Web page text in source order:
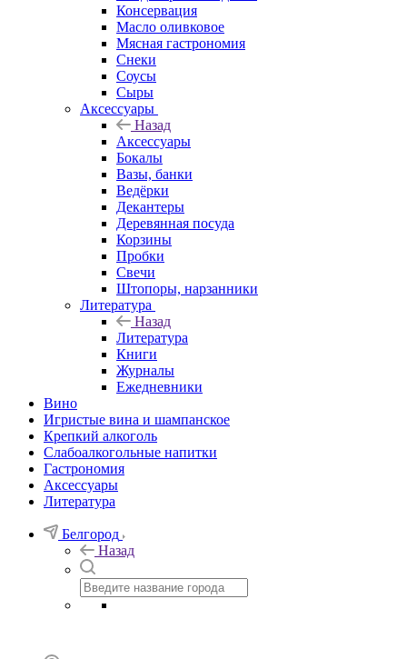
Консервация
Масло оливковое
Мясная гастрономия
Снеки
Соусы
Сыры
Аксессуары
Назад
Аксессуары
Бокалы
Вазы, банки
Ведёрки
Декантеры
Деревянная посуда
Корзины
Пробки
Свечи
Штопоры, нарзанники
Литература
Назад
Литература
Книги
Журналы
Ежедневники
Вино
Игристые вина и шампанское
Крепкий алкоголь
Слабоалкогольные напитки
Гастрономия
Аксессуары
Литература
Белгород
Назад